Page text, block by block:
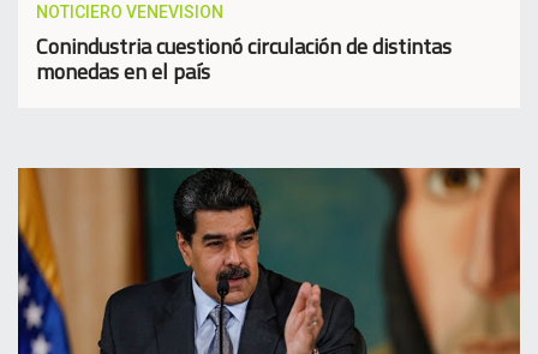
NOTICIERO VENEVISION
Conindustria cuestionó circulación de distintas
monedas en el país